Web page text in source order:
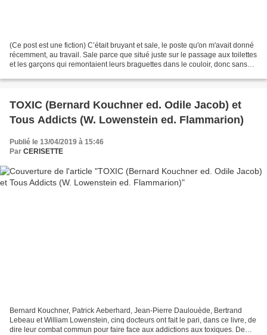
(Ce post est une fiction) C’était bruyant et sale, le poste qu'on m'avait donné
récemment, au travail. Sale parce que situé juste sur le passage aux toilettes
et les garçons qui remontaient leurs braguettes dans le couloir, donc sans
TOXIC (Bernard Kouchner ed. Odile Jacob) et
Tous Addicts (W. Lowenstein ed. Flammarion)
Publié le 13/04/2019 à 15:46
Par CERISETTE
Bernard Kouchner, Patrick Aeberhard, Jean-Pierre Daulouède, Bertrand
Lebeau et William Lowenstein, cinq docteurs ont fait le pari, dans ce livre, de
dire leur combat commun pour faire face aux addictions aux toxiques. De